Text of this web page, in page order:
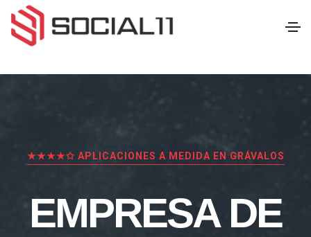
★★★★✩ APLICACIONES A MEDIDA EN GRÁVALOS
EMPRESA DE